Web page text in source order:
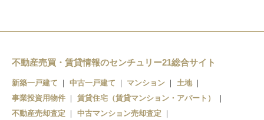
不動産売買・賃貸情報のセンチュリー21総合サイト
新築一戸建て 中古一戸建て マンション
土地
事業投資用物件
賃貸住宅（賃貸マンション・アパート）
不動産売却査定
中古マンション売却査定